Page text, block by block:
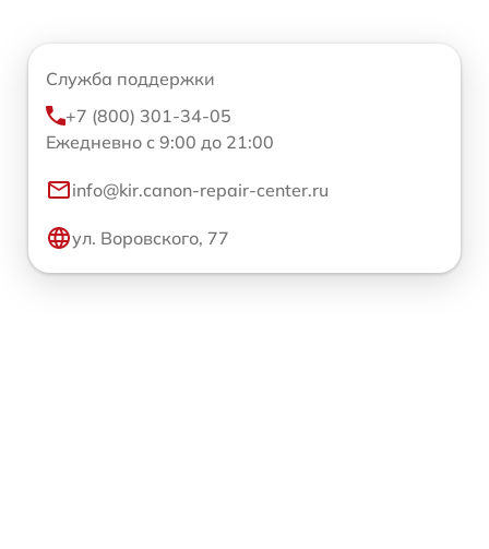
Служба поддержки
+7 (800) 301-34-05
Ежедневно с 9:00 до 21:00
info@kir.canon-repair-center.ru
ул. Воровского, 77